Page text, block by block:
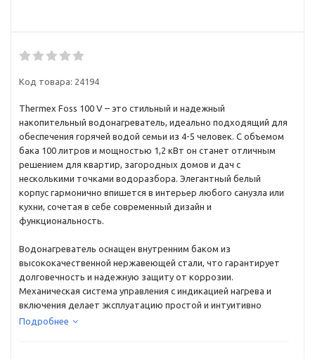
Код товара: 24194
Thermex Foss 100 V – это стильный и надежный
накопительный водонагреватель, идеально подходящий для
обеспечения горячей водой семьи из 4-5 человек. С объемом
бака 100 литров и мощностью 1,2 кВт он станет отличным
решением для квартир, загородных домов и дач с
несколькими точками водоразбора. Элегантный белый
корпус гармонично впишется в интерьер любого санузла или
кухни, сочетая в себе современный дизайн и
функциональность.
Водонагреватель оснащен внутренним баком из
высококачественной нержавеющей стали, что гарантирует
долговечность и надежную защиту от коррозии.
Механическая система управления с индикацией нагрева и
включения делает эксплуатацию простой и интуитивно
понятной. При мощности 1,2 кВт полный нагрев воды до 75°С
Подробнее